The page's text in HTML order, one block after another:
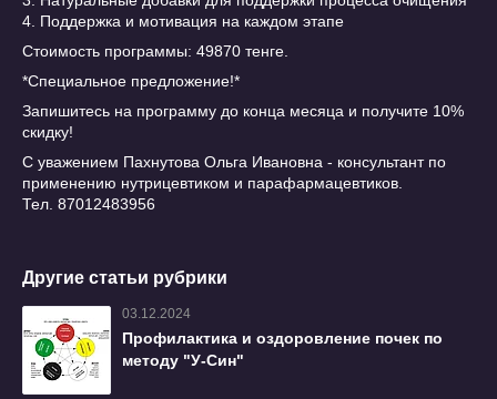
4. Поддержка и мотивация на каждом этапе
Стоимость программы: 49870 тенге.
*Специальное предложение!*
Запишитесь на программу до конца месяца и получите 10%
скидку!
С уважением Пахнутова Ольга Ивановна - консультант по
применению нутрицевтиком и парафармацевтиков.
Тел. 87012483956
Другие статьи рубрики
03.12.2024
Профилактика и оздоровление почек по
методу "У-Син"